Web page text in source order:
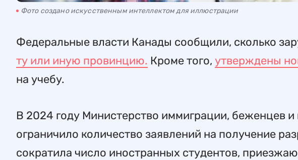
Фото создано искусственным интеллектом для иллюстрации
Федеральные власти Канады сообщили, сколько
ту или иную провинцию. Кроме того, утверждены
на учебу.
В 2024 году Министерство иммиграции, беженцев
ограничило количество заявлений на получение
сократила число иностранных студентов,